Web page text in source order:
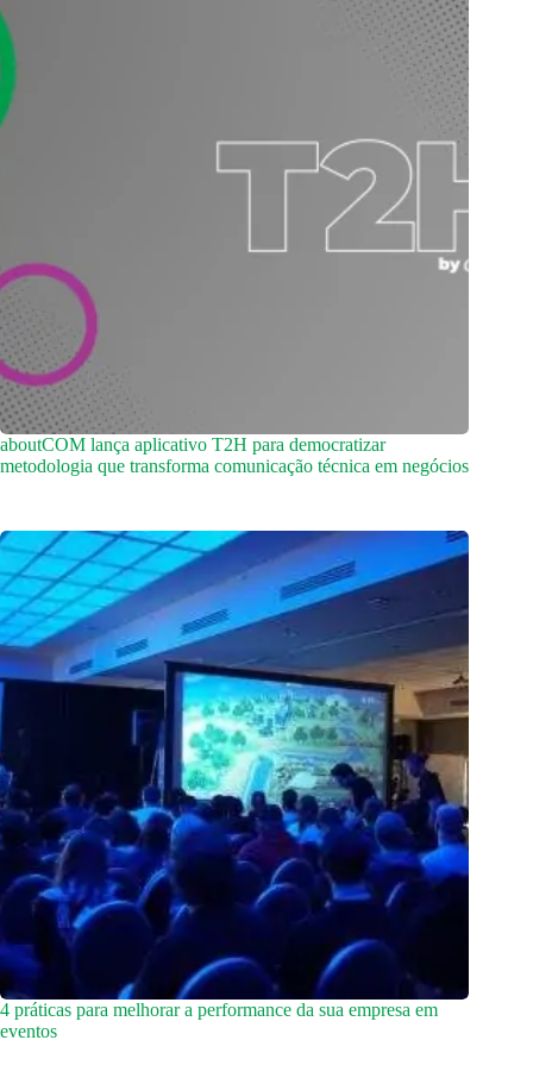
aboutCOM lança aplicativo T2H para democratizar
metodologia que transforma comunicação técnica em negócios
4 práticas para melhorar a performance da sua empresa em
eventos